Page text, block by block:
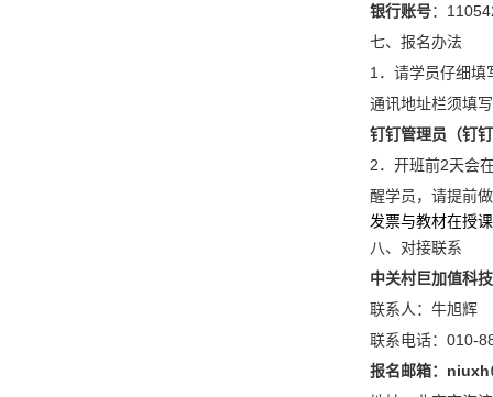
银行账号：
七、报名办法
1．请学员仔细填
通讯地址栏须填
钉钉管理员（钉
2．开班前2天会
醒学员，请提前
发票与教材在授
八、对接联系
中关村巨加值科
联系人：牛旭辉
联系电话：010-
报名邮箱：